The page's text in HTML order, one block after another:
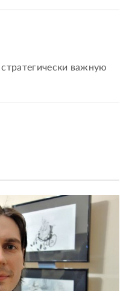
важную